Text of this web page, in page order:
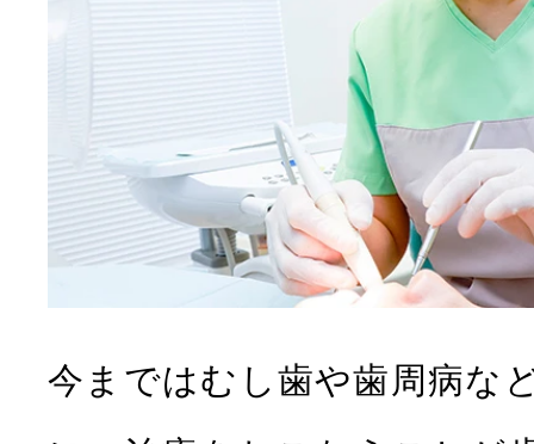
今まではむし歯や歯周病な